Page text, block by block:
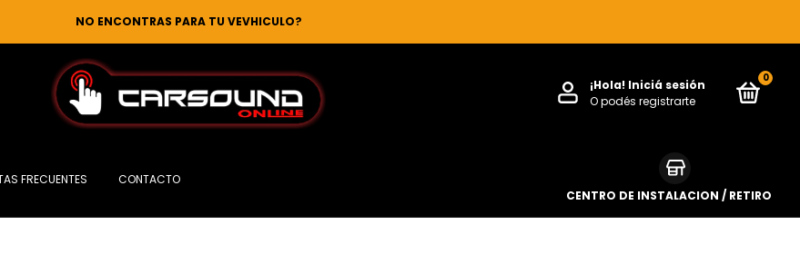
NO ENCONTRAS PARA TU VEVHICULO?
¡Hola! Iniciá sesión
O podés registrarte
0
FRECUENTES
CONTACTO
CENTRO DE INSTALACION / RETIRO